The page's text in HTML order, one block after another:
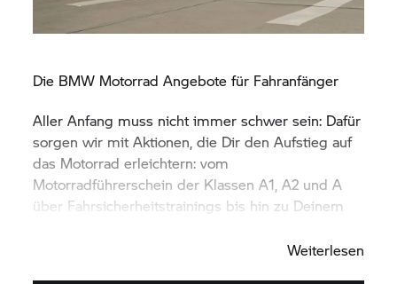
Die BMW Motorrad Angebote für Fahranfänger
Aller Anfang muss nicht immer schwer sein: Dafür
sorgen wir mit Aktionen, die Dir den Aufstieg auf
das Motorrad erleichtern: vom
Motorradführerschein der Klassen A1, A2 und A
über Fahrsicherheitstrainings bis hin zu Deinem
Weiterlesen